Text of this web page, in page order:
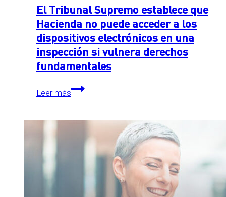
El Tribunal Supremo establece que
Hacienda no puede acceder a los
dispositivos electrónicos en una
inspección si vulnera derechos
fundamentales
Leer más
El
Tribunal
Hacienda